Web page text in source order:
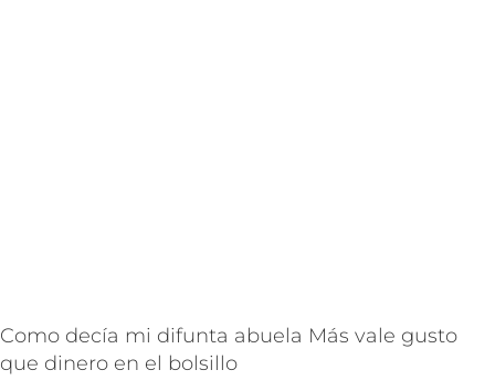
Como decía mi difunta abuela Más vale gusto
que dinero en el bolsillo